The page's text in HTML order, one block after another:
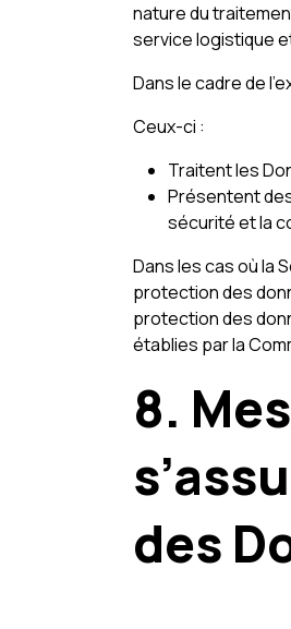
nature du
service logistique
Dans le cadre de
Ceux-ci :
Traitent les
Présentent
sécurité et la
Dans les cas où la
protection des
protection des
établies par la
8.
des